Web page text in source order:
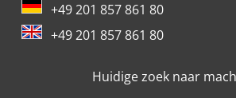
+49 201 857 861 80
+49 201 857 861 80
Huidige zoek naar